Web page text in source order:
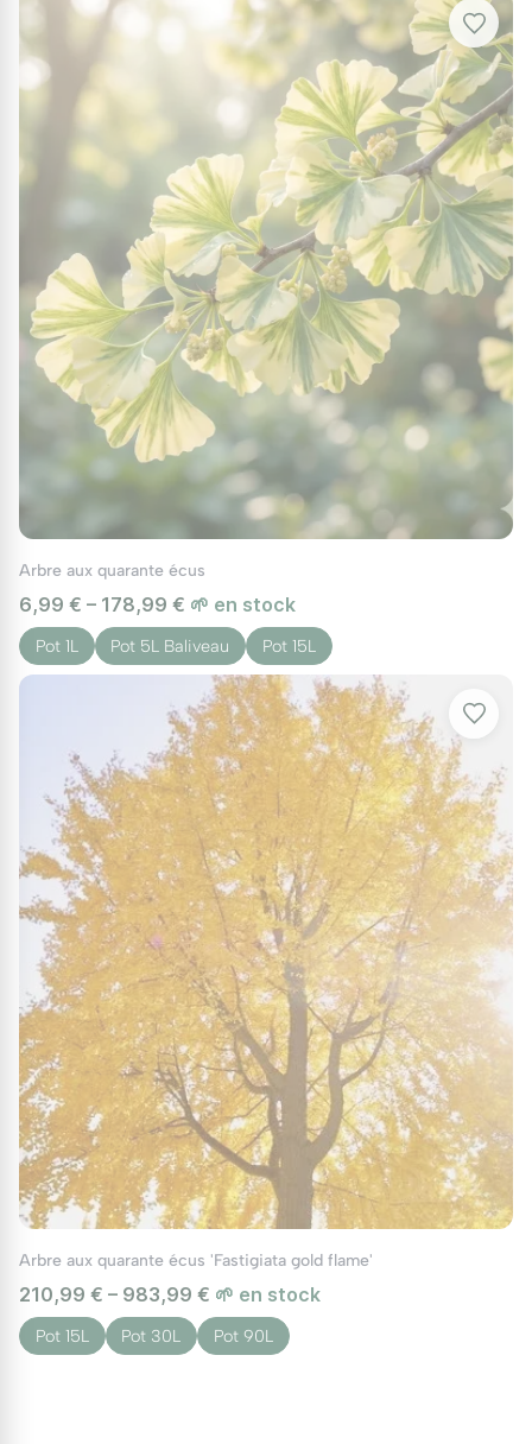
Arbre aux quarante écus
6,99 € – 178,99 € 🌱 en stock
Pot 1L Pot 5L Baliveau Pot 15L
Arbre aux quarante écus 'Fastigiata gold flame'
210,99 € – 983,99 € 🌱 en stock
Pot 15L Pot 30L Pot 90L